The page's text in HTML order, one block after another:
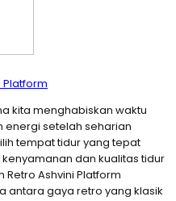
Platform
kita menghabiskan waktu
energi setelah seharian
tempat tidur yang tepat
dan kualitas tidur
Ashvini Platform
antara gaya retro yang klasik